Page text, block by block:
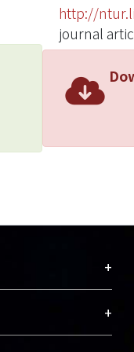
http://
journal
+
，為永久珍藏
究成果及學術
+